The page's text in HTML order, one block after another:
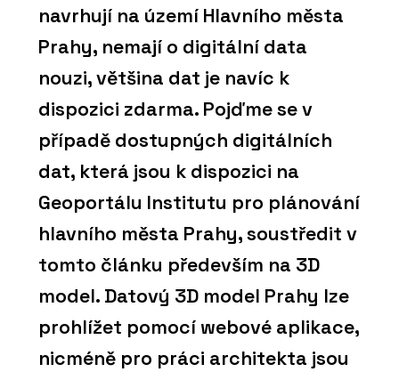
navrhují na území Hlavního města
Prahy, nemají o digitální data
nouzi, většina dat je navíc k
dispozici zdarma. Pojďme se v
případě dostupných digitálních
dat, která jsou k dispozici na
Geoportálu Institutu pro plánování
hlavního města Prahy, soustředit v
tomto článku především na 3D
model. Datový 3D model Prahy lze
prohlížet pomocí webové aplikace,
nicméně pro práci architekta jsou